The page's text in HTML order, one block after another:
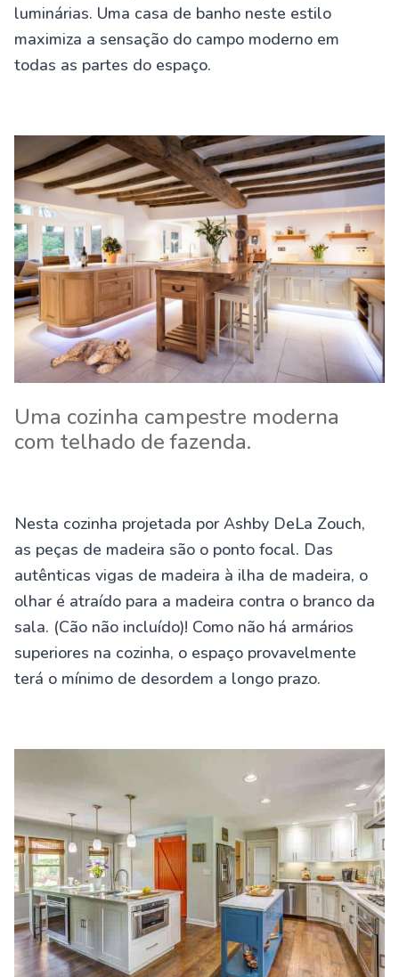
luminárias. Uma casa de banho neste estilo
maximiza a sensação do campo moderno em
todas as partes do espaço.
Uma cozinha campestre moderna
com telhado de fazenda.
Nesta cozinha projetada por Ashby DeLa Zouch,
as peças de madeira são o ponto focal. Das
autênticas vigas de madeira à ilha de madeira, o
olhar é atraído para a madeira contra o branco da
sala. (Cão não incluído)! Como não há armários
superiores na cozinha, o espaço provavelmente
terá o mínimo de desordem a longo prazo.